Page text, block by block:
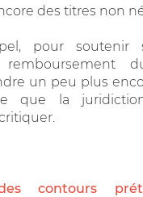
des titres non
pour soutenir
un peu plus
que la
contours